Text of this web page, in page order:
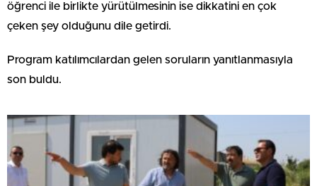
öğrenci ile birlikte yürütülmesinin ise dikkatini en çok
çeken şey olduğunu dile getirdi.
Program katılımcılardan gelen soruların yanıtlanmasıyla
son buldu.